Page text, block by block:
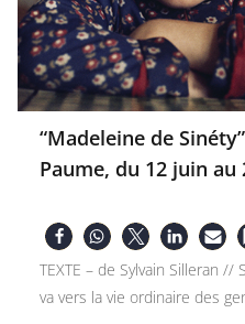
“Madeleine de
Paume, du 12 juin
TEXTE – de Sylvain Silleran
va vers la vie ordinaire des